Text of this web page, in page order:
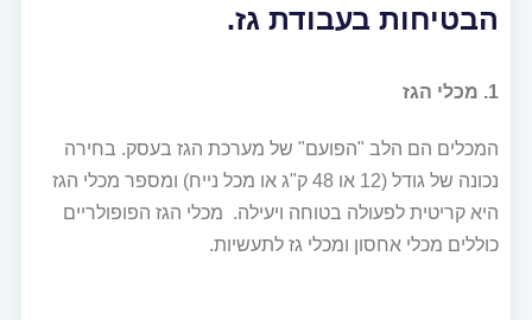
הבטיחות בעבודת גז.
1. מכלי הגז
המכלים הם הלב "הפועם" של מערכת הגז בעסק. בחירה
נכונה של גודל (12 או 48 ק"ג או מכל נייח) ומספר מכלי הגז
היא קריטית לפעולה בטוחה ויעילה. מכלי הגז הפופולריים
כוללים מכלי אחסון ומכלי גז לתעשיות.